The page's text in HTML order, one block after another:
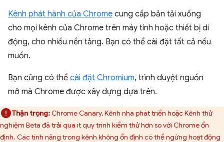
Kênh phát hành của Chrome cung cấp bản tải xuống
cho mọi kênh của Chrome trên máy tính hoặc thiết bị di
động, cho nhiều nền tảng. Bạn có thể cài đặt tất cả nếu
muốn.
Bạn cũng có thể cài đặt Chromium, trình duyệt nguồn
mở mà Chrome được xây dựng dựa trên.
Thận trọng:Chrome Canary, Kênh nhà phát triển hoặc Kênh thử
nghiệm Beta đã trải qua ít quy trình kiểm thử hơn so với Chrome ổn
định. Các tính năng trong kênh không ổn định có thể ngừng hoạt động